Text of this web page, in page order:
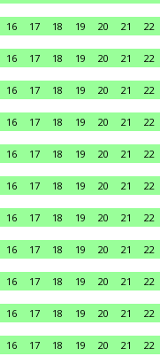
16 17 18 19 20 21 22
16 17 18 19 20 21 22
16 17 18 19 20 21 22
16 17 18 19 20 21 22
16 17 18 19 20 21 22
16 17 18 19 20 21 22
16 17 18 19 20 21 22
16 17 18 19 20 21 22
16 17 18 19 20 21 22
16 17 18 19 20 21 22
16 17 18 19 20 21 22